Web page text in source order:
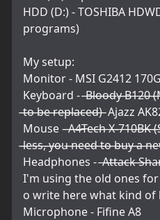
HDD (D:) - TOSHIBA
programs)
My setup:
Monitor - MSI G2412
Keyboard -  ̶B̶l̶o̶o̶d̶y̶ ̶B̶1̶2̶0̶
̶t̶o̶ ̶b̶e̶ ̶r̶e̶p̶l̶a̶c̶e̶d̶)̶  Ajazz
Mouse - ̶A̶4̶T̶e̶c̶h̶ ̶X̶-̶7̶1̶0̶B̶K̶
̶l̶e̶s̶s̶,̶ ̶y̶o̶u̶ ̶n̶e̶e̶d̶ ̶t̶o̶ ̶b̶u̶y̶ ̶a̶
Headphones -  ̶A̶t̶t̶a̶c̶k̶
I'm using the old ones
o write here what kind of
Microphone - Fifine A8